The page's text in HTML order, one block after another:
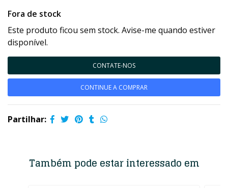
Fora de stock
Este produto ficou sem stock. Avise-me quando estiver
disponível.
CONTATE-NOS
CONTINUE A COMPRAR
Partilhar:
Também pode estar interessado em